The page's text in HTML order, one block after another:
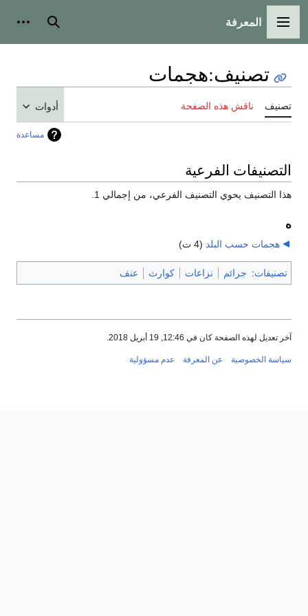
القائمة الرئيسية
المعرفة بحث
تصنيف:هجمات
تصنيف ناقش هذه الصفحة أدوات
مساعدة
التصنيفات الفرعية
هذا التصنيف يحوي التصنيف الفرعي، من إجمالي 1.
ه
هجمات حسب البلد (4 ت)
تصنيفات: جرائم نزاعات كوارث عنف
آخر تعديل لهذه الصفحة كان في 12:46, 19 أبريل 2018.
سياسة الخصوصية عن المعرفة عدم مسؤولية